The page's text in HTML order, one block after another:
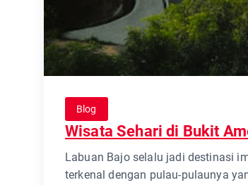
Blog
Wisata Sehari di Bukit
Labuan Bajo selalu jadi destinasi
terkenal dengan pulau-pulaunya